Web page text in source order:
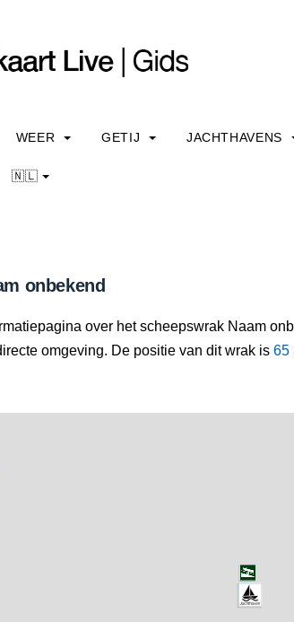
WEER GETIJ JACHTHAVENS
🇳🇱
onbekend
over het scheepswrak Naam
omgeving. De positie van dit wrak is 65